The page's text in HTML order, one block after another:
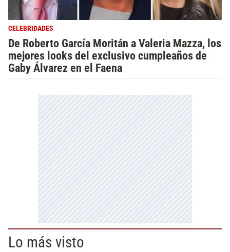
CELEBRIDADES
De Roberto García Moritán a Valeria Mazza, los
mejores looks del exclusivo cumpleaños de
Gaby Álvarez en el Faena
Lo más visto